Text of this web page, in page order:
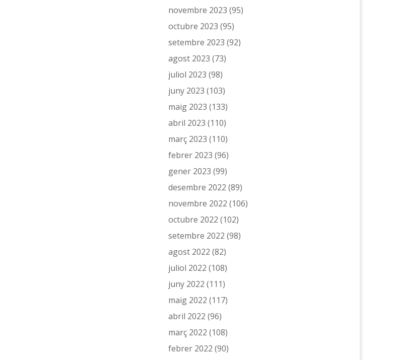
novembre 2023 (95)
octubre 2023 (95)
setembre 2023 (92)
agost 2023 (73)
juliol 2023 (98)
juny 2023 (103)
maig 2023 (133)
abril 2023 (110)
març 2023 (110)
febrer 2023 (96)
gener 2023 (99)
desembre 2022 (89)
novembre 2022 (106)
octubre 2022 (102)
setembre 2022 (98)
agost 2022 (82)
juliol 2022 (108)
juny 2022 (111)
maig 2022 (117)
abril 2022 (96)
març 2022 (108)
febrer 2022 (90)